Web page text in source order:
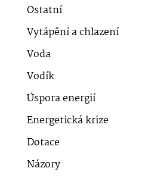
Ostatní
Vytápění a chlazení
Voda
Vodík
Úspora energií
Energetická krize
Dotace
Názory